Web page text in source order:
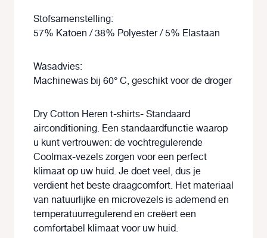
Stofsamenstelling:
57% Katoen / 38% Polyester / 5% Elastaan
Wasadvies:
Machinewas bij 60° C, geschikt voor de droger
Dry Cotton Heren t-shirts- Standaard
airconditioning. Een standaardfunctie waarop
u kunt vertrouwen: de vochtregulerende
Coolmax-vezels zorgen voor een perfect
klimaat op uw huid. Je doet veel, dus je
verdient het beste draagcomfort. Het materiaal
van natuurlijke en microvezels is ademend en
temperatuurregulerend en creëert een
comfortabel klimaat voor uw huid.